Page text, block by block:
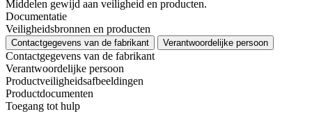
Middelen gewijd aan veiligheid en producten.
Documentatie
Veiligheidsbronnen en producten
Contactgegevens van de fabrikant Verantwoordelijke persoon
Contactgegevens van de fabrikant
Verantwoordelijke persoon
Productveiligheidsafbeeldingen
Productdocumenten
Toegang tot hulp